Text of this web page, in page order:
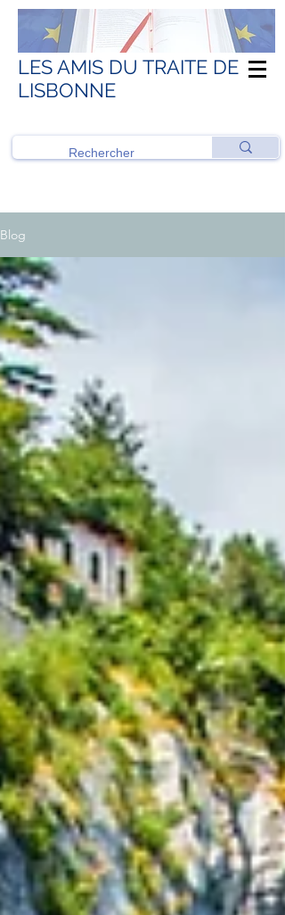
LES AMIS DU TRAITE DE
LISBONNE
Blog